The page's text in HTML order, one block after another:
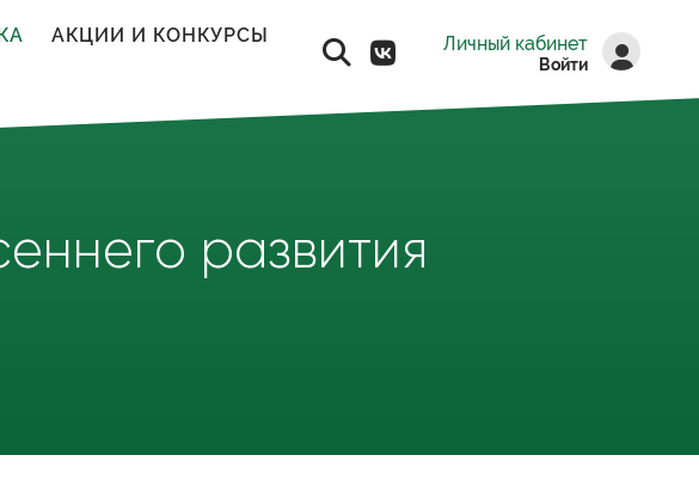
АКЦИИ И КОНКУРСЫ
Личный кабинет
Войти
развития